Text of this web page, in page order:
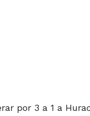
por 3 a 1 a